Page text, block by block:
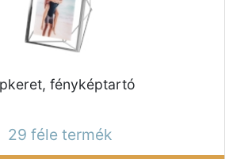
fényképtartó
29 féle termék